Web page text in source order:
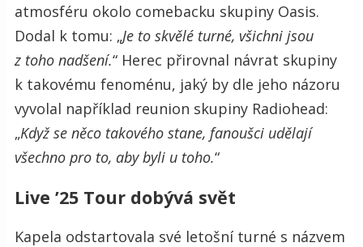
atmosféru okolo comebacku skupiny Oasis.
Dodal k tomu: „Je to skvělé turné, všichni jsou
z toho nadšení.“ Herec přirovnal návrat skupiny
k takovému fenoménu, jaký by dle jeho názoru
vyvolal například reunion skupiny Radiohead:
„Když se něco takového stane, fanoušci udělají
všechno pro to, aby byli u toho.“
Live ’25 Tour dobývá svět
Kapela odstartovala své letošní turné s názvem